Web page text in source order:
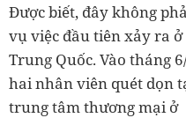
Được biết, đây không
vụ việc đầu tiên xảy ra ở
Trung Quốc. Vào tháng
hai nhân viên quét dọn
trung tâm thương mại ở